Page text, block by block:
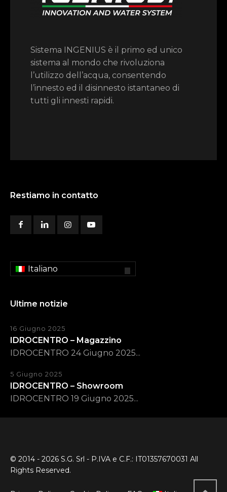
Sistema INGENIUS è il primo ed unico
sistema al mondo che rivoluziona
l’utilizzo dell’acqua, consentendo
l’innesto ed il disinnesto istantaneo di
tutti gli innesti rapidi.
Restiamo in contatto
Italiano
Ultime notizie
16 Giugno 2025
IDROCENTRO – Magazzino
IDROCENTRO 24 Giugno 2025...
5 Giugno 2025
IDROCENTRO – Showroom
IDROCENTRO 19 Giugno 2025...
© 2014 - 2026 S.G. Srl - P.IVA e C.F.: IT01357670031 All
Rights Reserved.